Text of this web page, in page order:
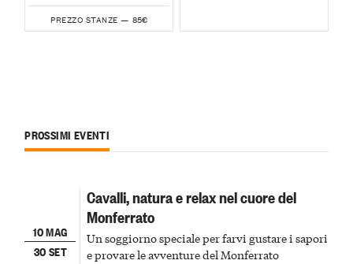
PREZZO STANZE — 85€
PROSSIMI EVENTI
10 MAG
30 SET
Cavalli, natura e relax nel cuore del
Monferrato
Un soggiorno speciale per farvi gustare i sapori
e provare le avventure del Monferrato